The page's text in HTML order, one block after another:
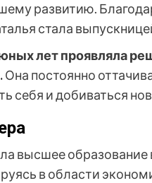
развитию.
стала
лет проявляла
Она постоянно
себя и добиваться
высшее образование
в области